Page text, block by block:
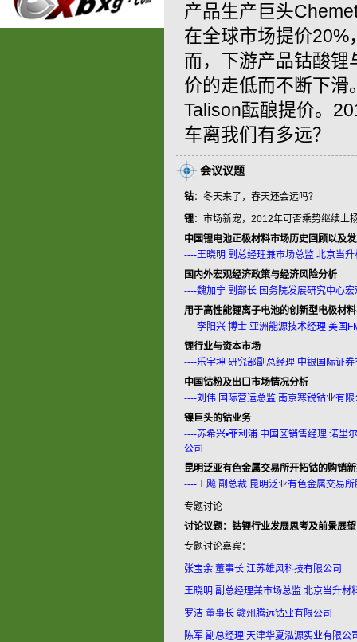
产品生产巨头
在全球市场提价20%
而，下游产品钴酸锂
价的走低而不断下滑
Talison酝酿提价。
车离我们有多远？
会议议题
钴：冬天来了，春天还会远吗？
锂：市场新宠，2012年可否乘势继续上
中国锂电池正极材料市场历史回顾以及
----王晓明 副总经理兼市场总监 北京当
国内外宏观经济政策与经济风险分析
----魏加宁 副部长 国务院发展研究中心
用于高性能锂离子电池的创新型电极材
----李阳兴 博士 亚洲能源技术经理 美国
锂行业与资本市场
----乐宇坤 研究部副总经理 中银国际证
中国钴粉及出口市场情况分析
----刘伟 国际营运总监 南京寒锐钴业有限
镍巨头的钴业务
----苏希兴•菲利浦 中国区销售经理 诺里
公司
昆明泛亚有色金属交易所开拓钴的购销
----王飚 副总裁 昆明泛亚有色金属交易
专题讨论
讨论议题：钴锂行业发展思考及前景展望
专题讨论嘉宾：
张宝余 董事长 江苏雄风科技有限公司
王晓明 副总经理兼市场总监 北京当升材
罗洁 董事长 赣州腾远钴业有限公司
陈军 副总经理 天津华夏泓源实业有限公